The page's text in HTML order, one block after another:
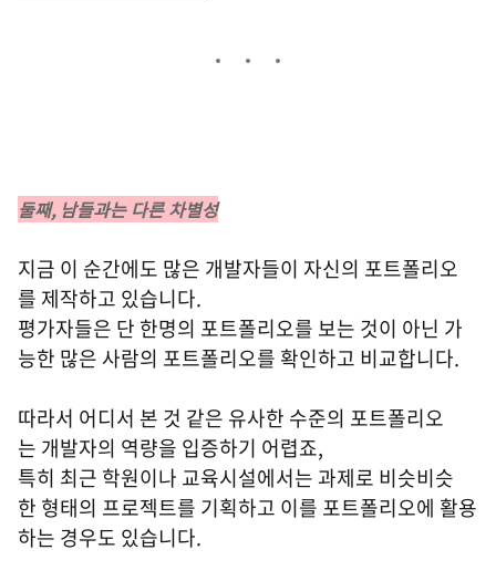
둘째, 남들과는 다른 차별성
지금 이 순간에도 많은 개발자들이 자신의 포트폴리오
를 제작하고 있습니다.
평가자들은 단 한명의 포트폴리오를 보는 것이 아닌 가
능한 많은 사람의 포트폴리오를 확인하고 비교합니다.
따라서 어디서 본 것 같은 유사한 수준의 포트폴리오
는 개발자의 역량을 입증하기 어렵죠,
특히 최근 학원이나 교육시설에서는 과제로 비슷비슷
한 형태의 프로젝트를 기획하고 이를 포트폴리오에 활용
하는 경우도 있습니다.